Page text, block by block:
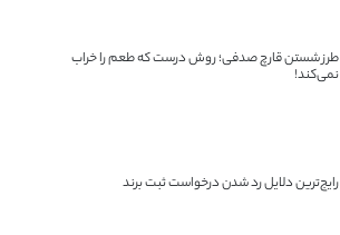
طرز شستن قارچ صدفی؛ روش درست که طعم را خراب
نمی‌کند!
رایج‌ترین دلایل رد شدن درخواست ثبت برند